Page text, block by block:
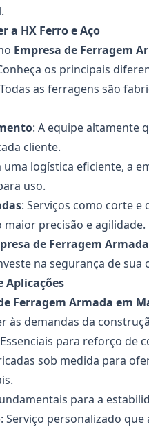
a HX Ferro e Aço
Empresa de Ferragem
os principais
as ferragens são
: A equipe altamente
cliente.
uma logística eficiente, a
uso.
: Serviços como corte
precisão e agilidade.
de Ferragem
na segurança de sua
Aplicações
Ferragem Armada em
às demandas da
para reforço de
sob medida para
para a
: Serviço personalizado